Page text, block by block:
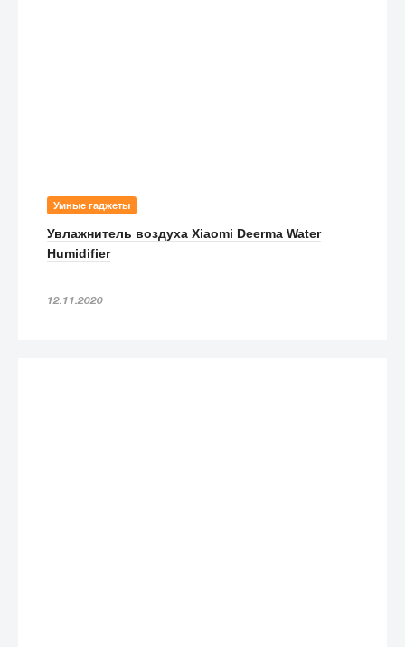
Умные гаджеты
Увлажнитель воздуха Xiaomi Deerma Water
Humidifier
12.11.2020